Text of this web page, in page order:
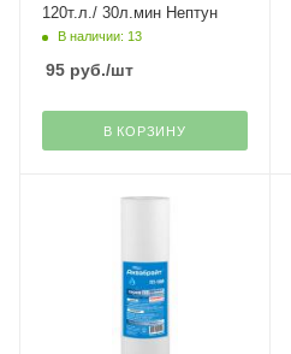
120т.л./ 30л.мин Нептун
В наличии: 13
95 руб./шт
В КОРЗИНУ